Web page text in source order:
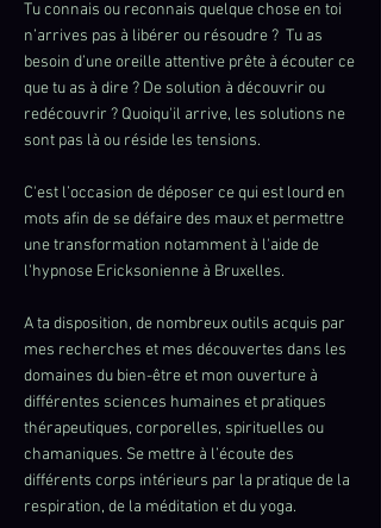
Tu connais ou reconnais quelque chose en toi
n’arrives pas à libérer ou résoudre ? Tu as
besoin d’une oreille attentive prête à écouter ce
que tu as à dire ? De solution à découvrir ou
redécouvrir ? Quoiqu'il arrive, les solutions ne
sont pas là ou réside les tensions.
​C'est l’occasion de déposer ce qui est lourd en
mots afin de se défaire des maux et permettre
une transformation notamment à l'aide de
l'hypnose Ericksonienne à Bruxelles.
A ta disposition, de nombreux outils acquis par
mes recherches et mes découvertes dans les
domaines du bien-être et mon ouverture à
différentes sciences humaines et pratiques
thérapeutiques, corporelles, spirituelles ou
chamaniques. Se mettre à l’écoute des
différents corps intérieurs par la pratique de la
respiration, de la méditation et du yoga.